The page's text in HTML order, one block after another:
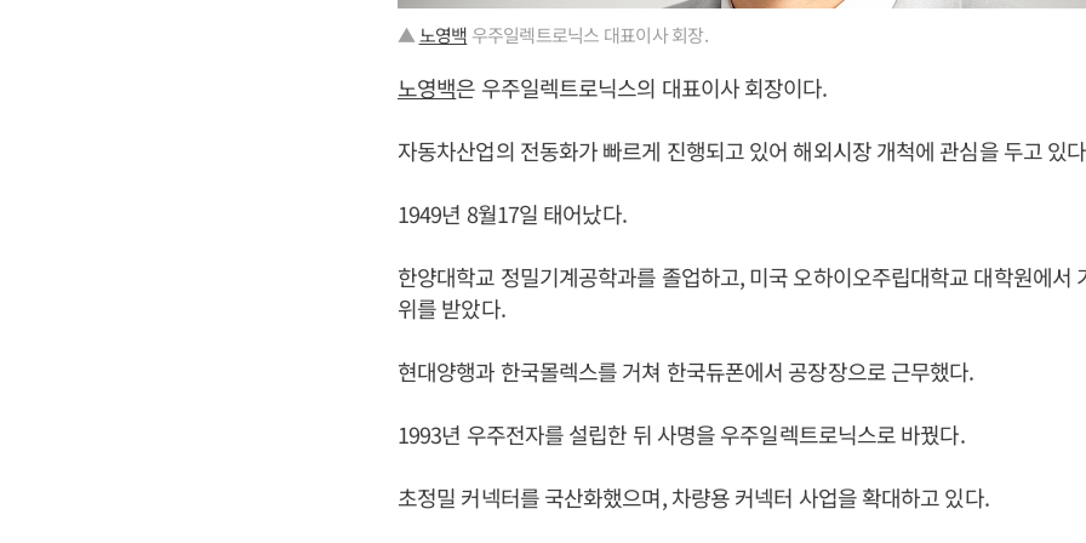
▲노영백 우주일렉트로닉스 대표이사 회장.
노영백은 우주일렉트로닉스의 대표이사 회장이다.
자동차산업의 전동화가 빠르게 진행되고 있어 해외시장 개척에 관심을 두고 있
1949년 8월17일 태어났다.
한양대학교 정밀기계공학과를 졸업하고, 미국 오하이오주립대학교 대학원에서
위를 받았다.
현대양행과 한국몰렉스를 거쳐 한국듀폰에서 공장장으로 근무했다.
1993년 우주전자를 설립한 뒤 사명을 우주일렉트로닉스로 바꿨다.
초정밀 커넥터를 국산화했으며, 차량용 커넥터 사업을 확대하고 있다.